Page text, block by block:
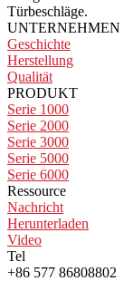
Türbeschläge.
UNTERNEHMEN
Geschichte
Herstellung
Qualität
PRODUKT
Serie 1000
Serie 2000
Serie 3000
Serie 5000
Serie 6000
Ressource
Nachricht
Herunterladen
Video
Tel
+86 577 86808802